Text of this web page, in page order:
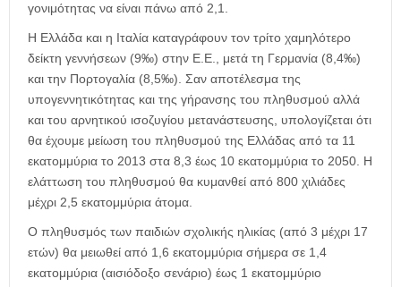
γονιμότητας να είναι πάνω από 2,1.
Η Ελλάδα και η Ιταλία καταγράφουν τον τρίτο χαμηλότερο
δείκτη γεννήσεων (9‰) στην Ε.Ε., μετά τη Γερμανία (8,4‰)
και την Πορτογαλία (8,5‰). Σαν αποτέλεσμα της
υπογεννητικότητας και της γήρανσης του πληθυσμού αλλά
και του αρνητικού ισοζυγίου μετανάστευσης, υπολογίζεται ότι
θα έχουμε μείωση του πληθυσμού της Ελλάδας από τα 11
εκατομμύρια το 2013 στα 8,3 έως 10 εκατομμύρια το 2050. Η
ελάττωση του πληθυσμού θα κυμανθεί από 800 χιλιάδες
μέχρι 2,5 εκατομμύρια άτομα.
Ο πληθυσμός των παιδιών σχολικής ηλικίας (από 3 μέχρι 17
ετών) θα μειωθεί από 1,6 εκατομμύρια σήμερα σε 1,4
εκατομμύρια (αισιόδοξο σενάριο) έως 1 εκατομμύριο